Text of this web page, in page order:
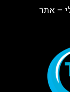
– אתר